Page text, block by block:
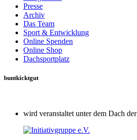
Presse
Archiv
Das Team
Sport & Entwicklung
Online Spenden
Online Shop
Dachsportplatz
buntkicktgut
wird veranstaltet unter dem Dach der